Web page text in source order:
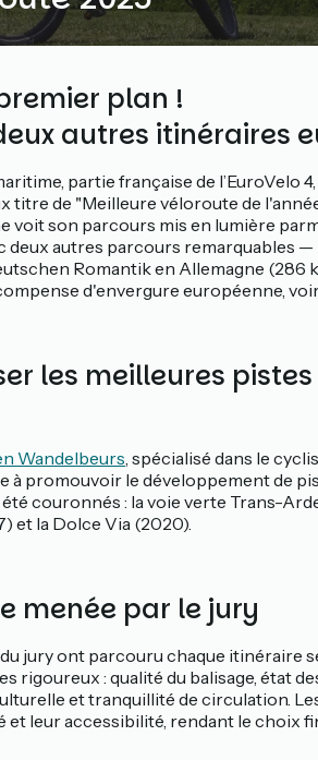
plan !
autres itinéraires
partie française de l’EuroVelo
de "Meilleure véloroute de l'année
voit son parcours mis en lumière
deux autres parcours remarquables —
Romantik en Allemagne (286
d'envergure européenne,
les meilleures
Wandelbeurs, spécialisé dans le
à promouvoir le développement de
couronnés : la voie verte Trans-
et la Dolce Via (2020).
menée par le jury
jury ont parcouru chaque itinéraire
rigoureux : qualité du balisage, état
et tranquillité de circulation.
et leur accessibilité, rendant le choix